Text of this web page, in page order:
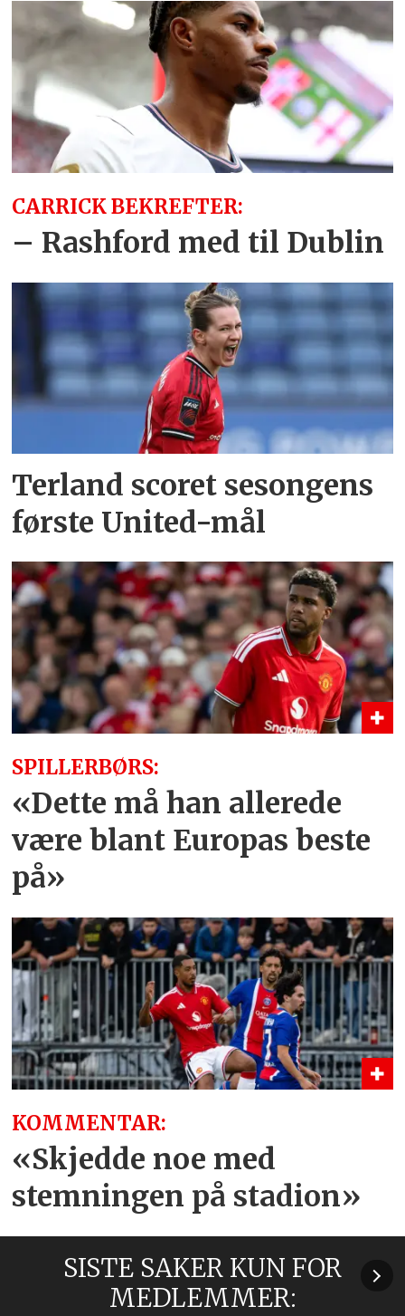
CARRICK BEKREFTER:
– Rashford med til Dublin
Terland scoret sesongens
første United-mål
SPILLERBØRS:
«Dette må han allerede
være blant Europas beste
på»
KOMMENTAR:
«Skjedde noe med
stemningen på stadion»
SISTE SAKER KUN FOR
MEDLEMMER: